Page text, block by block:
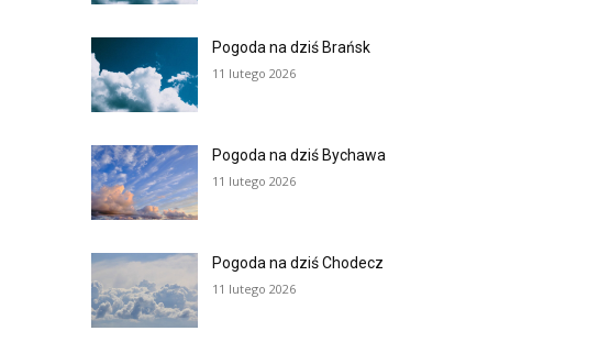
Pogoda na dziś Brańsk
11 lutego 2026
Pogoda na dziś Bychawa
11 lutego 2026
Pogoda na dziś Chodecz
11 lutego 2026